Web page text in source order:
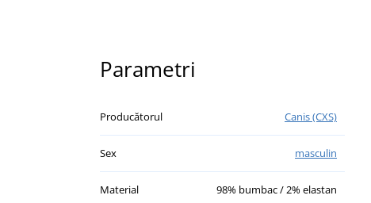
Parametri
Producătorul Canis (CXS)
Sex masculin
Material 98% bumbac / 2% elastan